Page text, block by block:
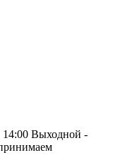
14:00 Выходной -